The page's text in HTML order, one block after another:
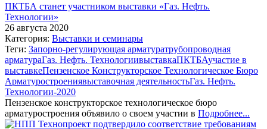
ПКТБА станет участником выставки «Газ. Нефть.
Технологии»
26 августа 2020
Категория: Выставки и семинары
Теги: Запорно-регулирующая арматуратрубопроводная
арматураГаз. Нефть. ТехнологиивыставкаПКТБАучастие в
выставкеПензенское Конструкторское Технологическое Бюро
Арматуростроениявыставочная деятельностьГаз. Нефть.
Технологии-2020
Пензенское конструкторское технологическое бюро
арматуростроения объявило о своем участии в Подробнее...